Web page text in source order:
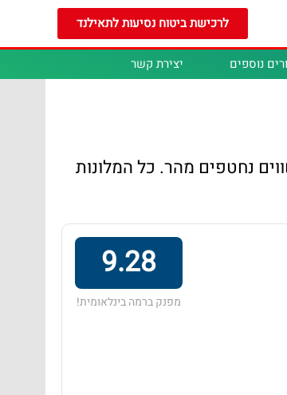
לרכישת ביטוח נסיעות לתאילנד
נוספים יצירת קשר
נחטפים מהר. כל המלונות
9.28
מפנק ברמה בינלאומית!